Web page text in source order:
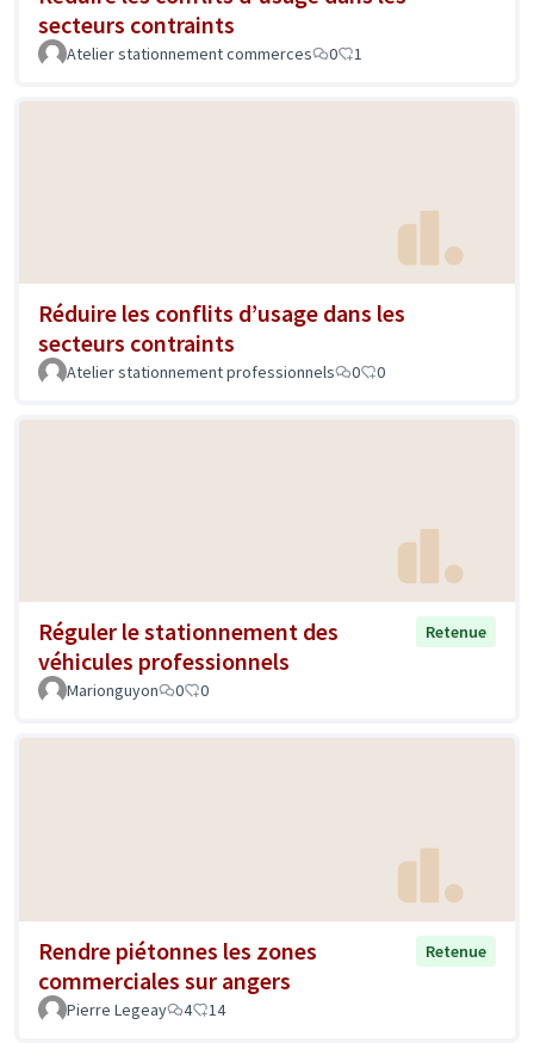
secteurs contraints
Atelier stationnement commerces 0 1
Réduire les conflits d’usage dans les
secteurs contraints
Atelier stationnement professionnels 0 0
Réguler le stationnement des
véhicules professionnels
Retenue
Marionguyon 0 0
Rendre piétonnes les zones
commerciales sur angers
Retenue
Pierre Legeay 4 14